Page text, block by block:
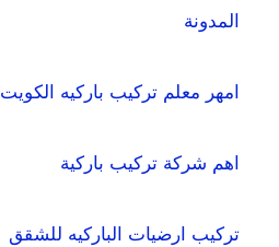
المدونة
امهر معلم تركيب باركيه الكويت
اهم شركة تركيب باركية
تركيب ارضيات الباركيه للشقق